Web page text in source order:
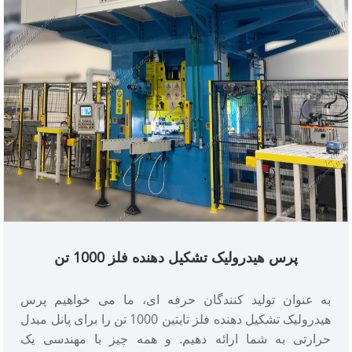
پرس هیدرولیک تشکیل دهنده فلز 1000 تن
به عنوان تولید کنندگان حرفه ای، ما می خواهیم پرس
هیدرولیک تشکیل دهنده فلز تایتین 1000 تن را برای پانل مبدل
حرارتی به شما ارائه دهیم. و همه چیز با مهندسی یک